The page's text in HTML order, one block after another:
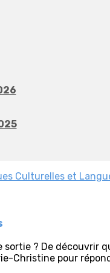
Culturelles et
sortie ? De découvrir
Christine pour